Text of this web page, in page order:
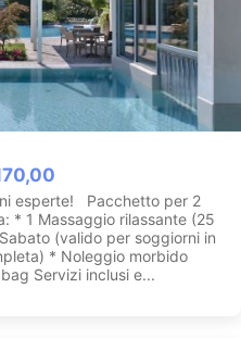
esperte! Pacchetto per 2
* 1 Massaggio rilassante (25
(valido per soggiorni in
* Noleggio morbido
Servizi inclusi e...